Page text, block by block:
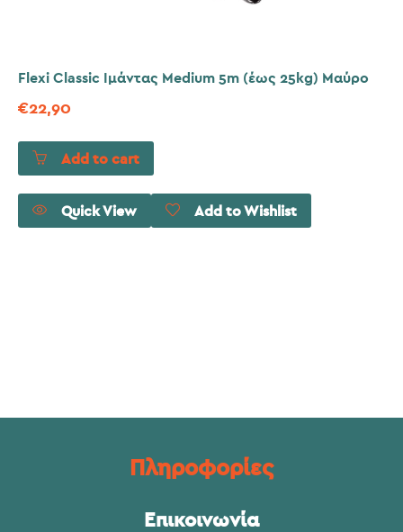
Flexi Classic Ιμάντας Medium 5m (έως 25kg) Μαύρο
€22,90
Add to cart
Quick View Add to Wishlist
Πληροφορίες
Επικοινωνία